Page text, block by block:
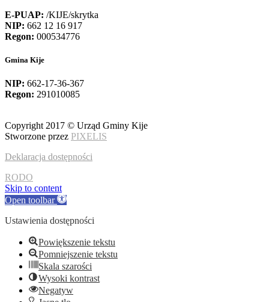
E-PUAP: /KIJE/skrytka
NIP: 662 12 16 917
Regon: 000534776
Gmina Kije
NIP: 662-17-36-367
Regon: 291010085
Copyright 2017 © Urząd Gminy Kije
Stworzone przez PIXELIS
Deklaracja dostępności
RODO
Skip to content
Open toolbar
Ustawienia dostępności
Powiększenie tekstu
Pomniejszenie tekstu
Skala szarości
Wysoki kontrast
Negatyw